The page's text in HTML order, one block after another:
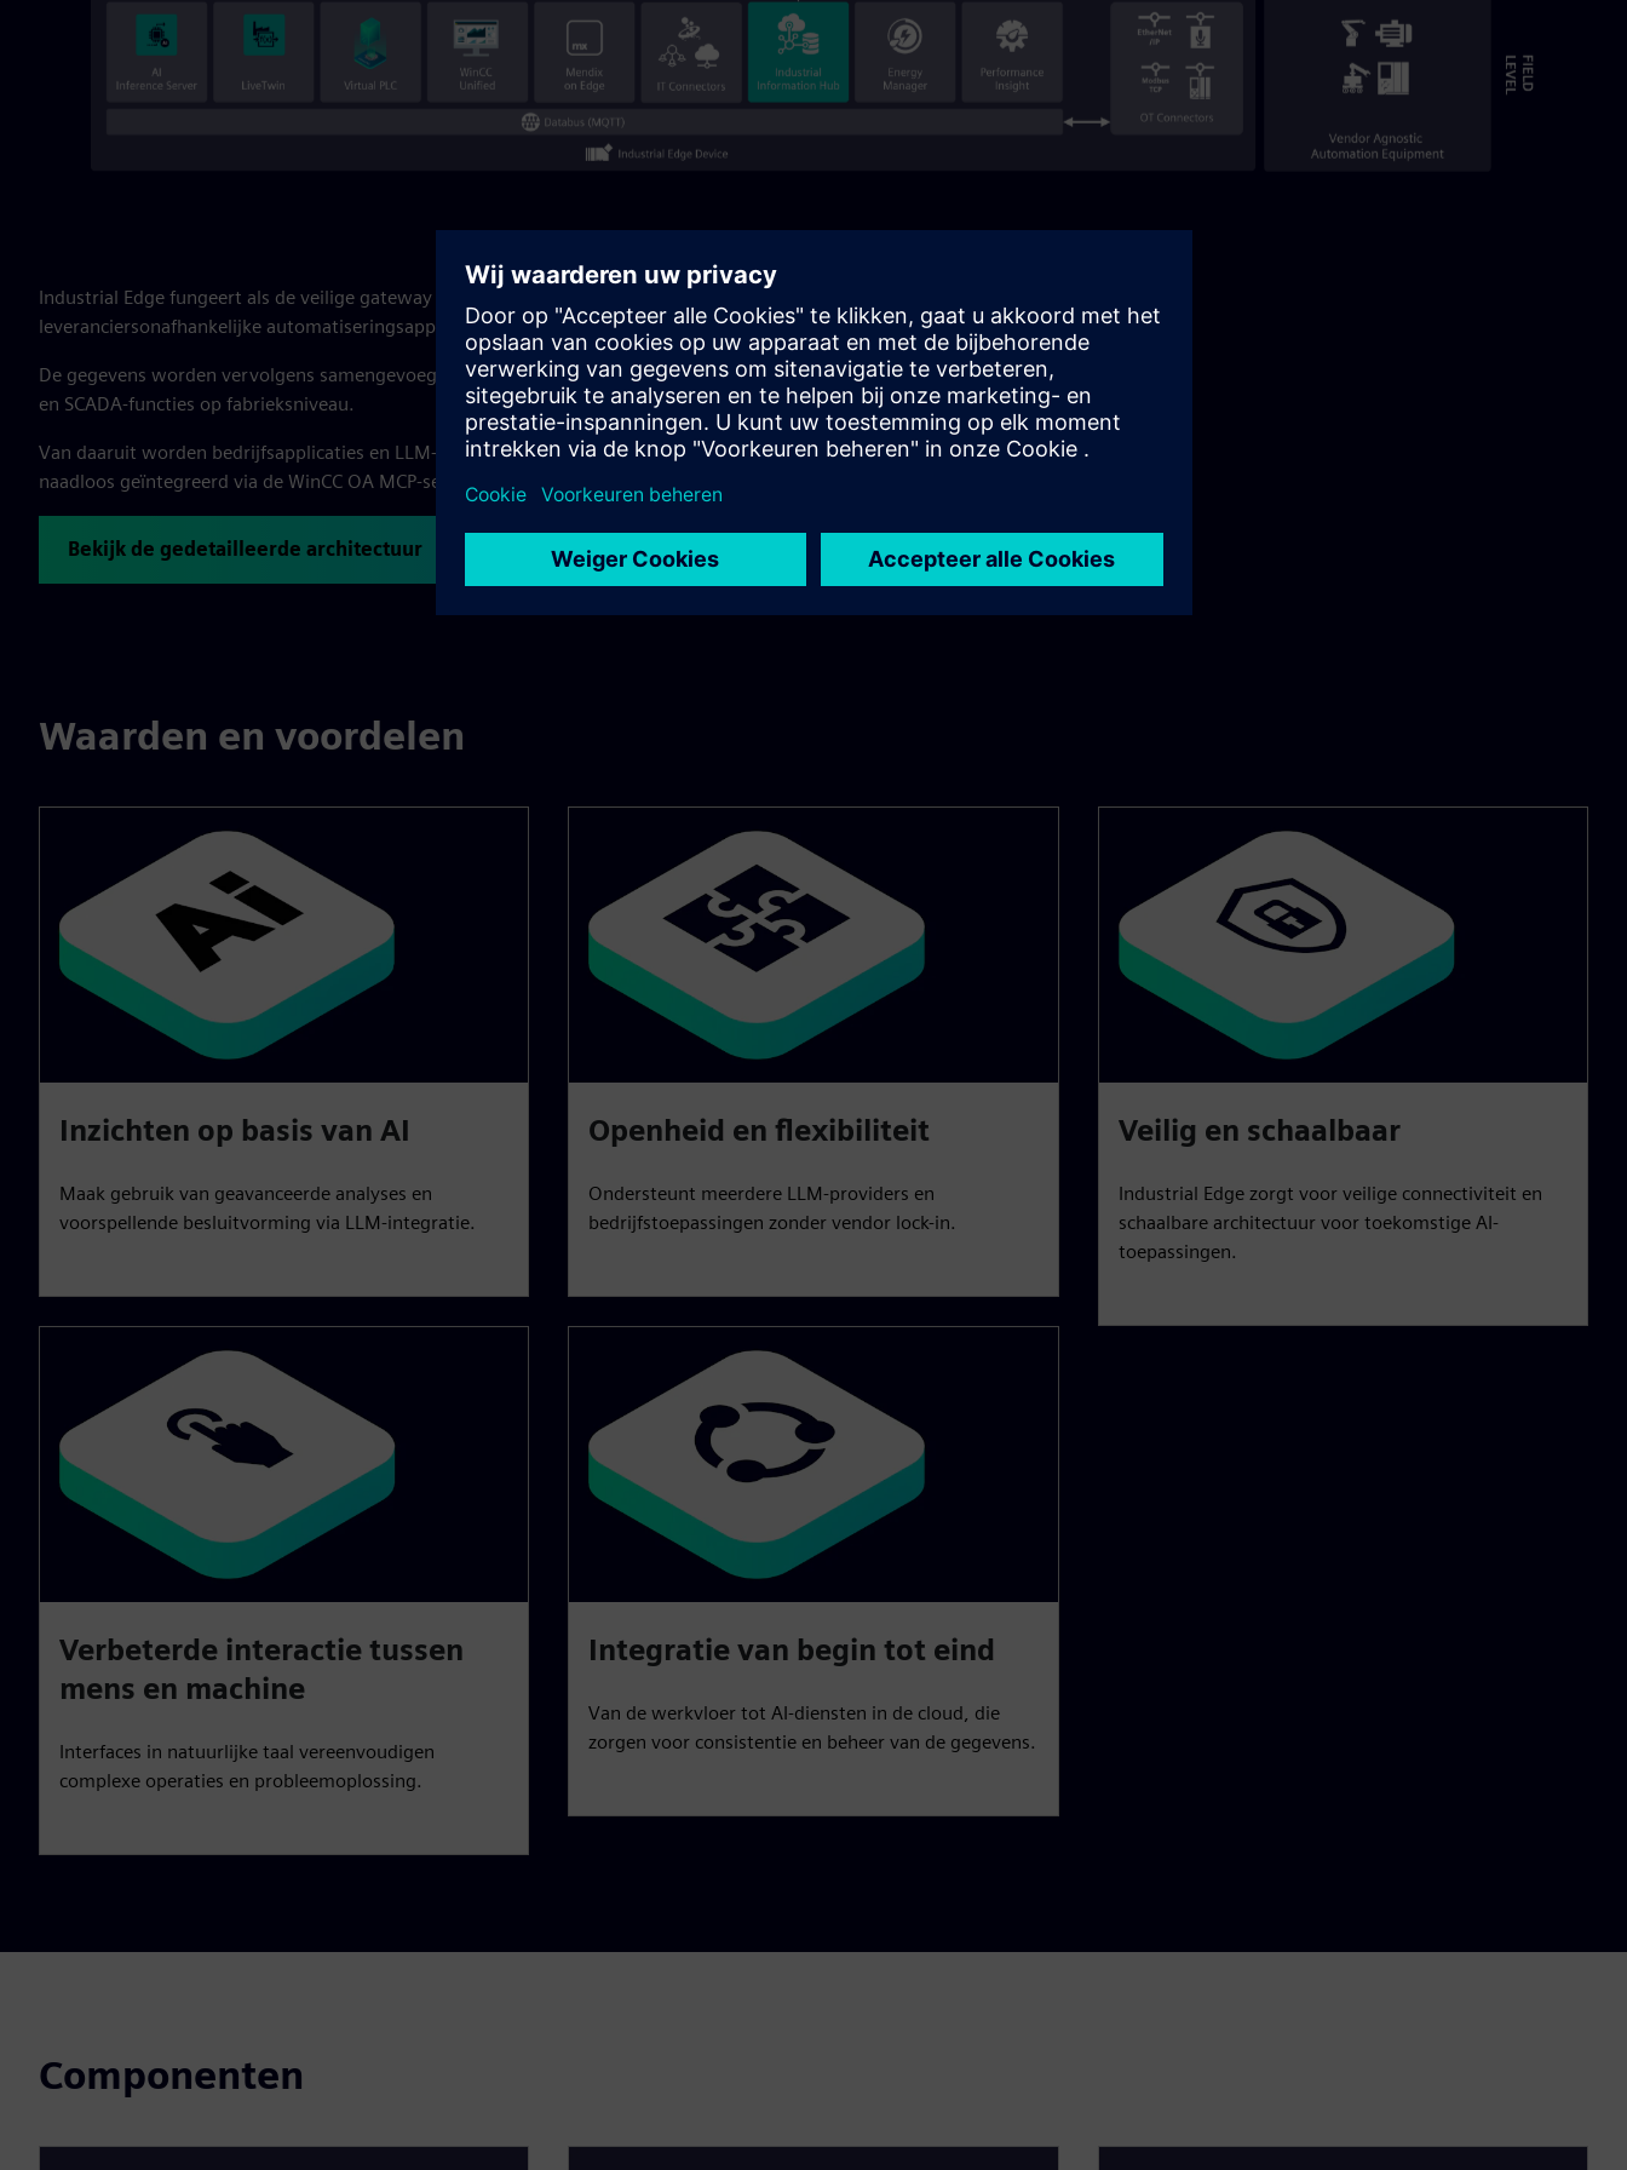
Industrial Edge fungeert als de veilige gateway voor gegevensverzameling en -voorverwerking op veldniveau, waarbij
leveranciersonafhankelijke automatiseringsapparatuur wordt verbonden via MQTT-, OPC UA- en REST-API's.
De gegevens worden vervolgens samengevoegd in WinCC OA, dat zorgt voor evenementenbeheer, database-integratie
en SCADA-functies op fabrieksniveau.
Van daaruit worden bedrijfsapplicaties en LLM-platforms in de cloud, zoals OpenAI, AWS Bedrock, Claude en Gemini,
naadloos geïntegreerd via de WinCC OA MCP-server, wat AI-gestuurde inzichten en automatisering mogelijk maakt.
Bekijk de gedetailleerde architectuur
Waarden en voordelen
Inzichten op basis van AI
Maak gebruik van geavanceerde analyses en
voorspellende besluitvorming via LLM-integratie.
Openheid en flexibiliteit
Ondersteunt meerdere LLM-providers en
bedrijfstoepassingen zonder vendor lock-in.
Veilig en schaalbaar
Industrial Edge zorgt voor veilige connectiviteit en
schaalbare architectuur voor toekomstige AI-
toepassingen.
Verbeterde interactie tussen
mens en machine
Interfaces in natuurlijke taal vereenvoudigen
complexe operaties en probleemoplossing.
Integratie van begin tot eind
Van de werkvloer tot AI-diensten in de cloud, die
zorgen voor consistentie en beheer van de gegevens.
Componenten